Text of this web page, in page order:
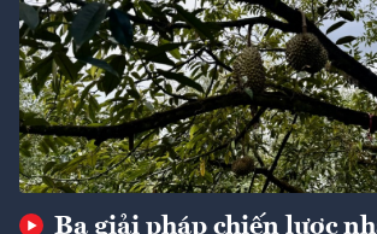
Ba giải pháp chiến lược